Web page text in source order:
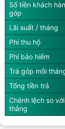
Số tiền khách
góp
Lãi suất / tháng
Phí thu hộ
Phí bảo hiểm
Trả góp mỗi
Tổng tiền trả
Chênh lệch so
thẳng